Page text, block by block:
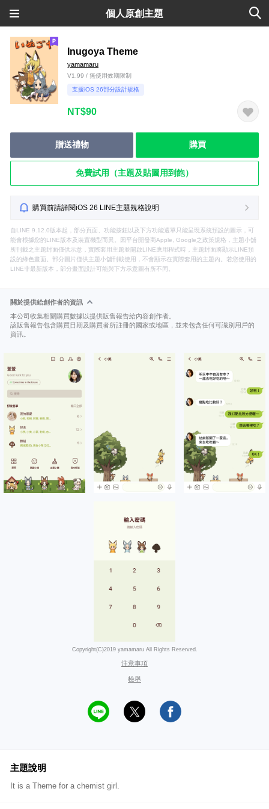
個人原創主題
Inugoya Theme
yamamaru
V1.99 / 無使用效期限制
支援iOS 26部分設計規格
NT$90
贈送禮物 購買
免費試用（主題及貼圖用到飽）
購買前請詳閱iOS 26 LINE主題規格說明
自LINE 9.12.0版本起，部分頁面、功能按鈕以及下方功能選單只能呈現系統預設的圖示，可
能會根據您的LINE版本及裝置機型而異。因平台開發商Apple, Google之政策規格，主題小舖
所刊載之主題封面僅供示意，實際套用主題並開啟LINE應用程式時，主題封面將顯示LINE預
設的綠色畫面。部分圖片僅供主題小舖刊載使用，不會顯示在實際套用的主題內。若您使用的
LINE非最新版本，部分畫面設計可能與下方示意圖有所不同。
關於提供給創作者的資訊
本公司收集相關購買數據以提供販售報告給內容創作者。
該販售報告包含購買日期及購買者所註冊的國家或地區，並未包含任何可識別用戶的
資訊。
Copyright(C)2019 yamamaru All Rights Reserved.
注意事項
檢舉
主題說明
It is a Theme for a chemist girl.